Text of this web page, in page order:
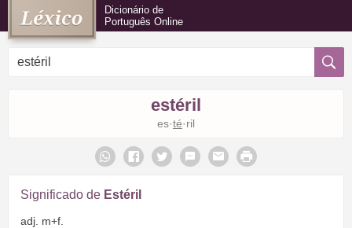
Dicionário de
Português Online
estéril
es·té·ril
Significado de Estéril
adj. m+f.